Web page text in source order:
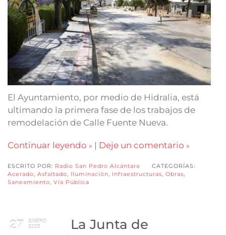
El Ayuntamiento, por medio de Hidralia, está
ultimando la primera fase de los trabajos de
remodelación de Calle Fuente Nueva.
Continuar leyendo | Deje un comentario
ESCRITO POR: Radio San Pedro Alcántara
CATEGORÍAS:
Acerado Asfaltado Iluminación Infraestructuras Obras
Saneamiento Vía Pública
27
ENERO
2025
La Junta de